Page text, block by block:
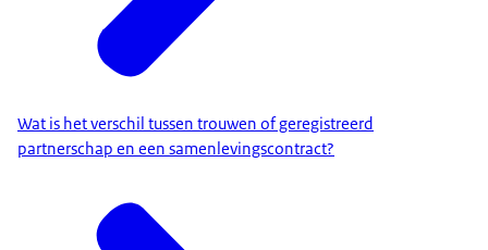
Wat is het verschil tussen trouwen of geregistreerd
partnerschap en een samenlevingscontract?